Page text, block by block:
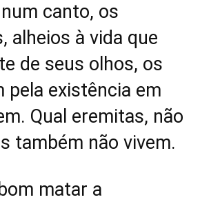
canto, os
alheios à vida que
de seus olhos, os
pela existência em
Qual eremitas, não
também não vivem.
a